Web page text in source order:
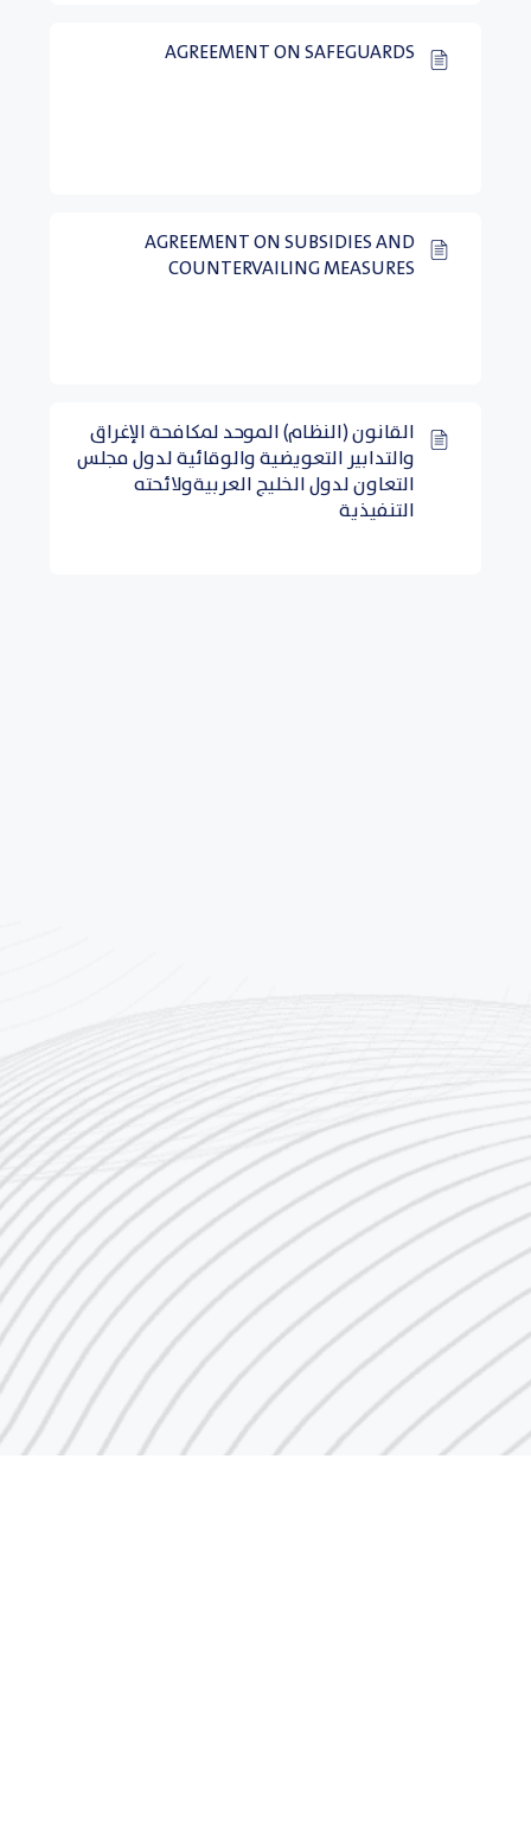
AGREEMENT ON SAFEGUARDS
AGREEMENT ON SUBSIDIES AND
COUNTERVAILING MEASURES
القانون (النظام) الموحد لمكافحة الإغراق
والتدابير التعويضية والوقائية لدول مجلس
التعاون لدول الخليج العربيةولائحته
التنفيذية